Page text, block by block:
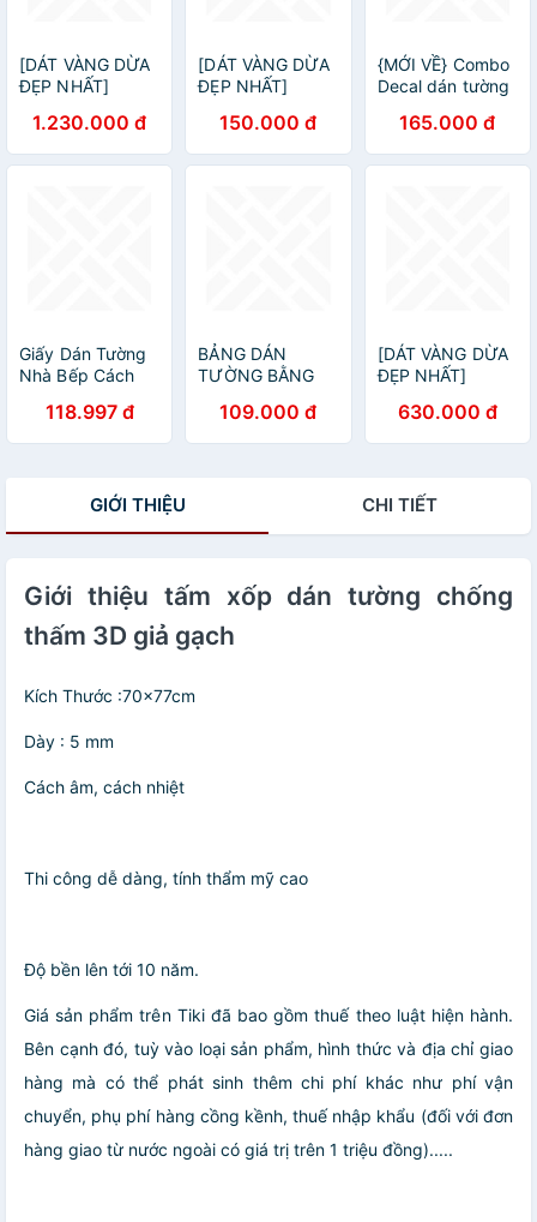
[DÁT VÀNG DỪA
ĐẸP NHẤT]
60 trái dừa
chưng Tết 2000
lá K GIÒN ĐÀI
1.230.000 đ
[DÁT VÀNG DỪA
ĐẸP NHẤT]
2 trái dừa chưng
Tết 50 lá K GIÒN
ĐÀI đẹp nhất
150.000 đ
{MỚI VỀ} Combo
Decal dán tường
(khổ 1mx3m)
165.000 đ
Giấy Dán Tường
Nhà Bếp Cách
Mỡ, Chịu Nhiệt -
Decal Dán Bếp
118.997 đ
BẢNG DÁN
TƯỜNG BẰNG
90X200CM
109.000 đ
[DÁT VÀNG DỪA
ĐẸP NHẤT]
30 trái dừa
chưng Tết 1000
các loại lá dát
630.000 đ
GIỚI THIỆU CHI TIẾT
Giới thiệu tấm xốp dán tường chống
thấm 3D giả gạch
Kích Thước :70x77cm
Dày : 5 mm
Cách âm, cách nhiệt
Thi công dễ dàng, tính thẩm mỹ cao
Độ bền lên tới 10 năm.
Giá sản phẩm trên Tiki đã bao gồm thuế theo luật hiện hành.
Bên cạnh đó, tuỳ vào loại sản phẩm, hình thức và địa chỉ giao
hàng mà có thể phát sinh thêm chi phí khác như phí vận
chuyển, phụ phí hàng cồng kềnh, thuế nhập khẩu (đối với đơn
hàng giao từ nước ngoài có giá trị trên 1 triệu đồng).....